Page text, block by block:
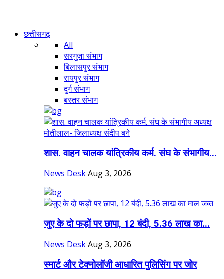
छत्तीसगढ़
All
सरगुजा संभाग
बिलासपुर संभाग
रायपुर संभाग
दुर्ग संभाग
बस्तर संभाग
शास. वाहन चालक यांत्रिकीय कर्म. संघ के संभागीय...
News DeskAug 3, 2026
जुए के दो फड़ों पर छापा, 12 बंदी, 5.36 लाख का...
News DeskAug 3, 2026
स्मार्ट और टेक्नोलॉजी आधारित पुलिसिंग पर जोर